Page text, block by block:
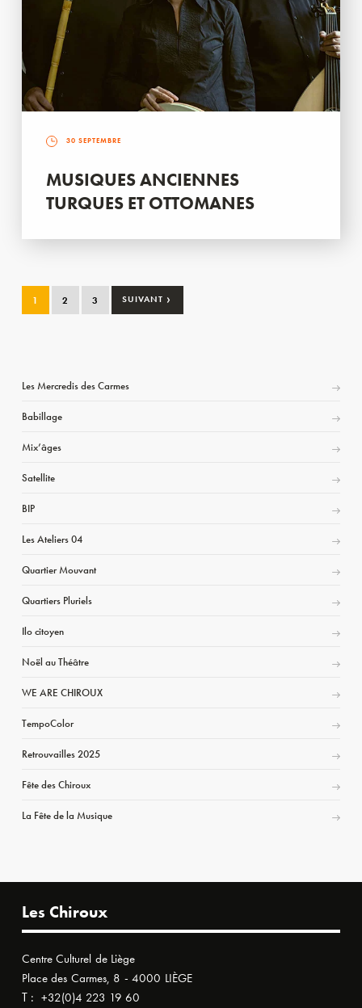
30 SEPTEMBRE
MUSIQUES ANCIENNES
TURQUES ET OTTOMANES
1 2 3 SUIVANT ›
Les Mercredis des Carmes
Babillage
Mix’âges
Satellite
BIP
Les Ateliers 04
Quartier Mouvant
Quartiers Pluriels
Ilo citoyen
Noël au Théâtre
WE ARE CHIROUX
TempoColor
Retrouvailles 2025
Fête des Chiroux
La Fête de la Musique
Les Chiroux
Centre Culturel de Liège
Place des Carmes, 8 - 4000 LIÈGE
T : +32(0)4 223 19 60